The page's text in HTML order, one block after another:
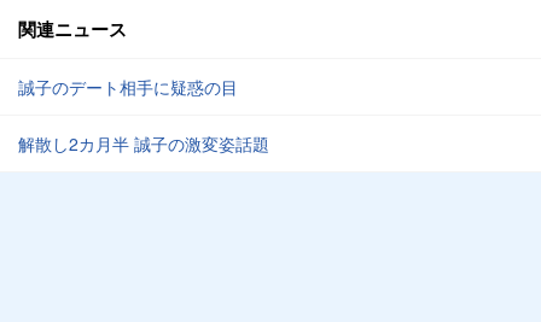
関連ニュース
誠子のデート相手に疑惑の目
解散し2カ月半 誠子の激変姿話題